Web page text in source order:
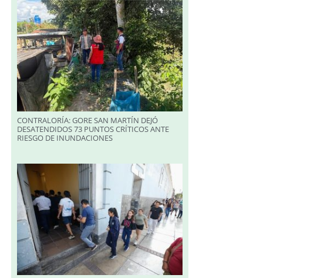
CONTRALORÍA: GORE SAN MARTÍN DEJÓ
DESATENDIDOS 73 PUNTOS CRÍTICOS ANTE
RIESGO DE INUNDACIONES